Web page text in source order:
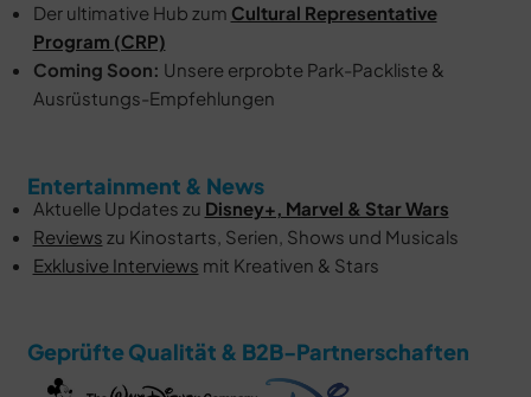
Der ultimative Hub zum Cultural Representative
Program (CRP)
Coming Soon: Unsere erprobte Park-Packliste &
Ausrüstungs-Empfehlungen
Entertainment & News
Aktuelle Updates zu Disney+, Marvel & Star Wars
Reviews zu Kinostarts, Serien, Shows und Musicals
Exklusive Interviews mit Kreativen & Stars
Geprüfte Qualität & B2B-Partnerschaften